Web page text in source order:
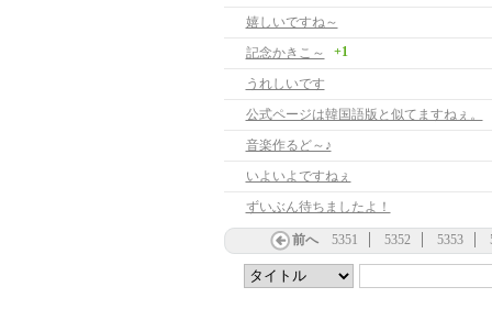
嬉しいですね～
記念かきこ～
+1
うれしいです
公式ページは韓国語版と似てますねぇ。
音楽作るど～♪
いよいよですねぇ
ずいぶん待ちましたよ！
前へ 5351 5352 5353